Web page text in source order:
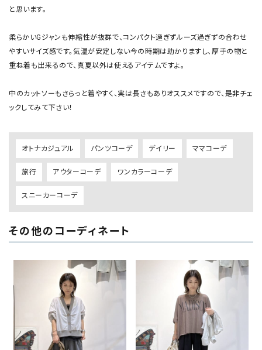
と思います。
柔らかいGジャンも伸縮性が抜群で、コンパクト過ぎずルーズ過ぎずの合わせ
やすいサイズ感です。気温が安定しない今の時期は助かりますし、厚手の物と
重ね着も出来るので、真夏以外は使えるアイテムですよ。
中のカットソーもさらっと着やすく、実は長さもありオススメですので、是非チェ
オトナカジュアル パンツコーデ デイリー ママコーデ
旅行 アウターコーデ ワンカラーコーデ
スニーカーコーデ
その他のコーディネート